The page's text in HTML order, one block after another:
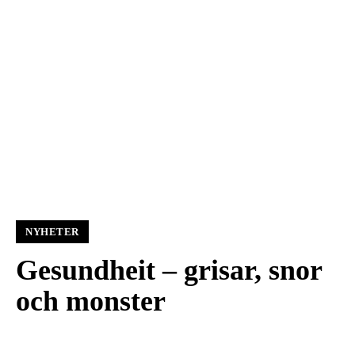
NYHETER
Gesundheit – grisar, snor
och monster